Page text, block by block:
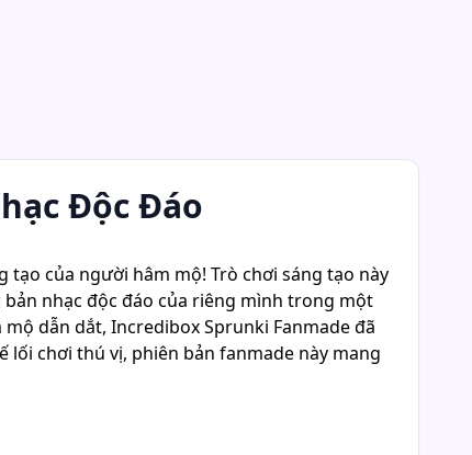
Độc Đáo
tạo của người hâm mộ! Trò chơi sáng tạo này
nhạc độc đáo của riêng mình trong một
dẫn dắt, Incredibox Sprunki Fanmade đã
chơi thú vị, phiên bản fanmade này mang